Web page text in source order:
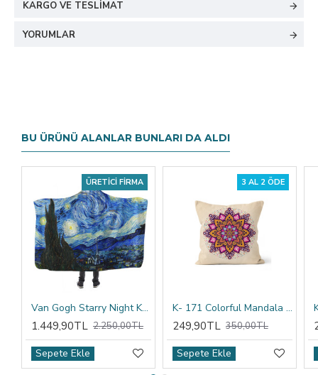
KARGO VE TESLIMAT
YORUMLAR
BU ÜRÜNÜ ALANLAR BUNLARI DA ALDI
ÜRETICI FIRMA
Van Gogh Starry Night Kapşonlu Battaniye
1.449,90TL 2.250,00TL
Sepete Ekle
3 AL 2 ÖDE
K- 171 Colorful Mandala Tribal Çift Tarafı Baskılı Kırlent Kılıfı
249,90TL 350,00TL
Sepete Ekle